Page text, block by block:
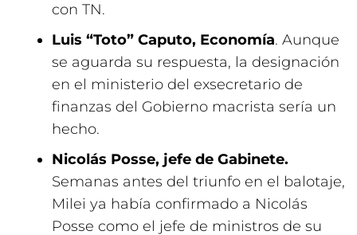
con TN.
Luis “Toto” Caputo, Economía. Aunque
se aguarda su respuesta, la designación
en el ministerio del exsecretario de
finanzas del Gobierno macrista sería un
hecho.
Nicolás Posse, jefe de Gabinete.
Semanas antes del triunfo en el balotaje,
Milei ya había confirmado a Nicolás
Posse como el jefe de ministros de su